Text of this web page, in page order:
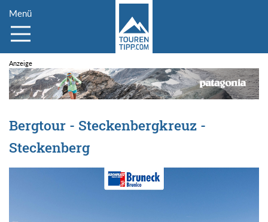
Menü
Bergtour - Steckenbergkreuz -
Steckenberg